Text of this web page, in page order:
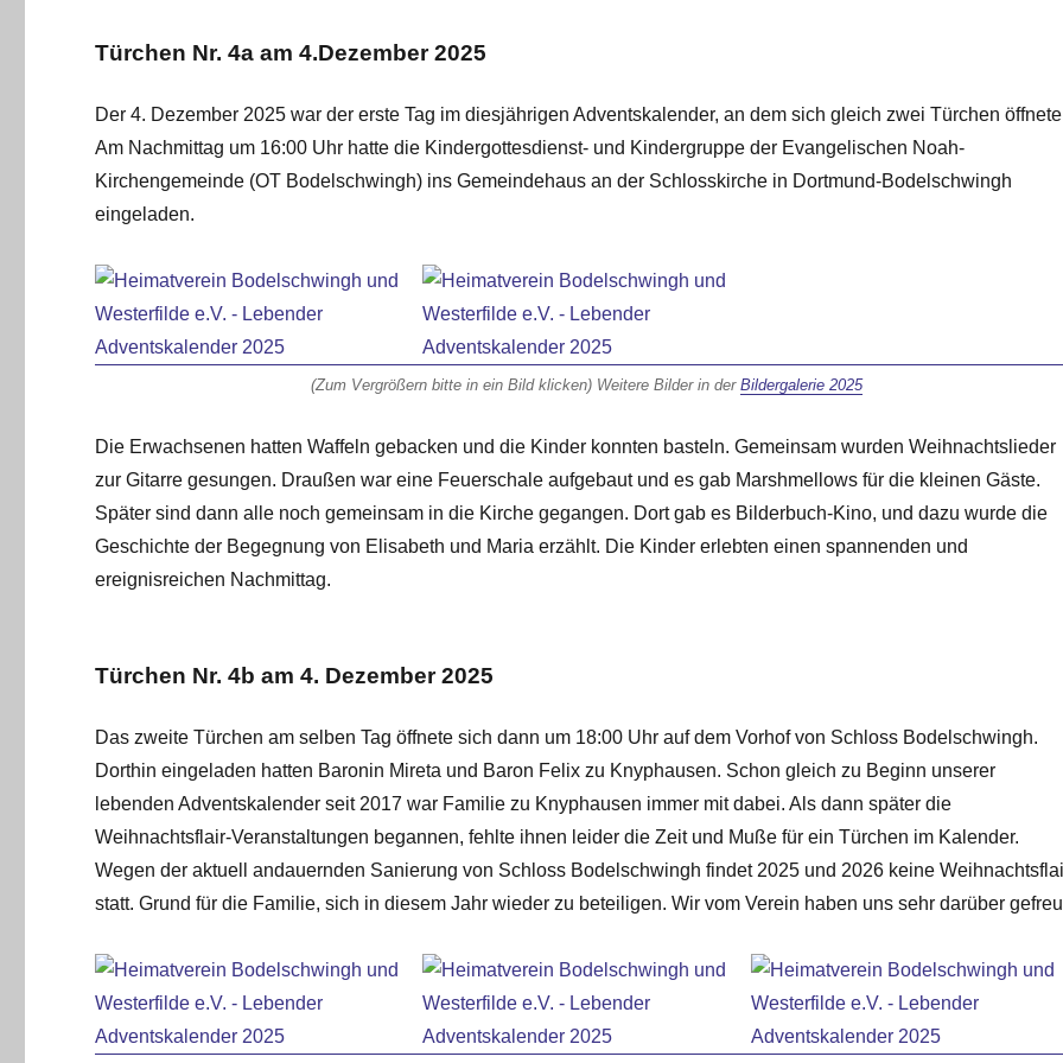
Türchen Nr. 4a am 4.Dezember 2025
Der 4. Dezember 2025 war der erste Tag im diesjährigen Adventskalender, an dem sich gleich zwei Türchen
Am Nachmittag um 16:00 Uhr hatte die Kindergottesdienst- und Kindergruppe der Evangelischen Noah-
Kirchengemeinde (OT Bodelschwingh) ins Gemeindehaus an der Schlosskirche in Dortmund-Bodelschwingh
eingeladen.
(Zum Vergrößern bitte in ein Bild klicken) Weitere Bilder in der Bildergalerie 2025
Die Erwachsenen hatten Waffeln gebacken und die Kinder konnten basteln. Gemeinsam wurden Weihnachtslieder
zur Gitarre gesungen. Draußen war eine Feuerschale aufgebaut und es gab Marshmellows für die kleinen Gäste.
Später sind dann alle noch gemeinsam in die Kirche gegangen. Dort gab es Bilderbuch-Kino, und dazu wurde die
Geschichte der Begegnung von Elisabeth und Maria erzählt. Die Kinder erlebten einen spannenden und
ereignisreichen Nachmittag.
Türchen Nr. 4b am 4. Dezember 2025
Das zweite Türchen am selben Tag öffnete sich dann um 18:00 Uhr auf dem Vorhof von Schloss Bodelschwingh.
Dorthin eingeladen hatten Baronin Mireta und Baron Felix zu Knyphausen. Schon gleich zu Beginn unserer
lebenden Adventskalender seit 2017 war Familie zu Knyphausen immer mit dabei. Als dann später die
Weihnachtsflair-Veranstaltungen begannen, fehlte ihnen leider die Zeit und Muße für ein Türchen im Kalender.
Wegen der aktuell andauernden Sanierung von Schloss Bodelschwingh findet 2025 und 2026 keine
statt. Grund für die Familie, sich in diesem Jahr wieder zu beteiligen. Wir vom Verein haben uns sehr darüber